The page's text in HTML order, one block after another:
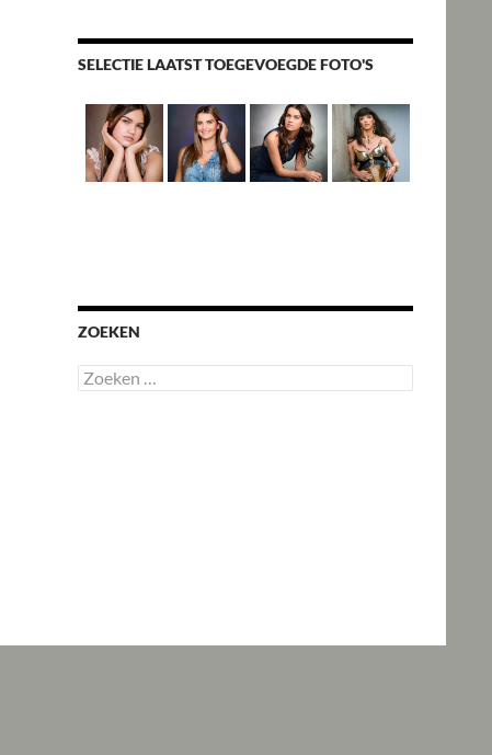
SELECTIE LAATST TOEGEVOEGDE FOTO'S
ZOEKEN
Zoeken
naar: